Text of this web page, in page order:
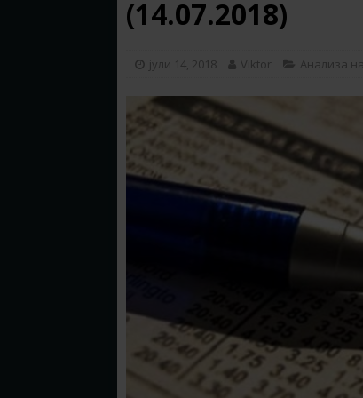
(14.07.2018)
јули 14, 2018 Viktor Анализа